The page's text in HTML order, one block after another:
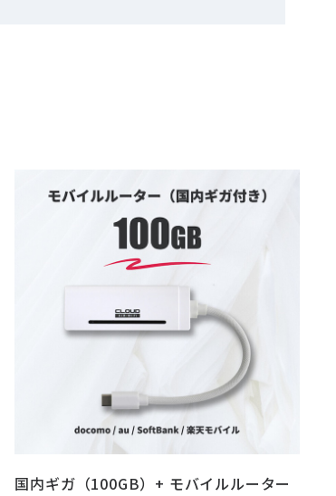
ン
電源ACアダプタ / 充電器は付属して
せん。必要な場合、アクセサリ（カテ
名）内のACアダプタと併せてご購入く
い（同時購入でACアダプタも全国送料
国内ギガ（100GB）+ モバイルルーター